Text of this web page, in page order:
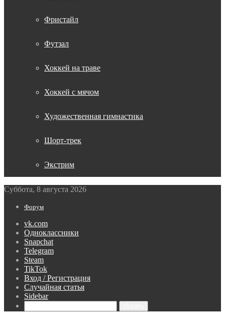
Фристайл
Футзал
Хоккей на траве
Хоккей с мячом
Художественная гимнастика
Шорт-трек
Экстрим
Суббота, 8 августа 2026
Форум
vk.com
Одноклассники
Snapchat
Telegram
Steam
TikTok
Вход / Регистрация
Случайная статья
Sidebar